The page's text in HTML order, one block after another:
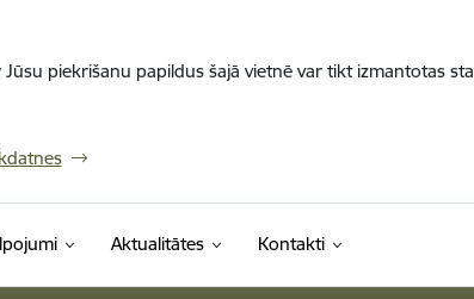
piekrišanu papildus šajā vietnē var tikt izmantotas
Aktualitātes Kontakti